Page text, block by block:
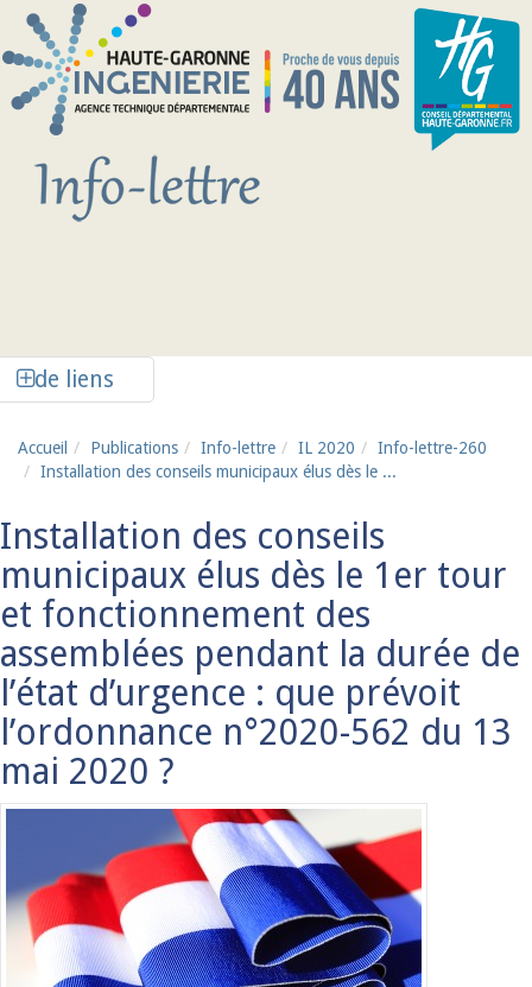
Aller au contenu principal
de liens
Accueil Publications Info-lettre IL 2020
Info-lettre-260
Installation des conseils municipaux élus dès le ...
Installation des conseils
municipaux élus dès le 1er tour
et fonctionnement des
assemblées pendant la durée de
l’état d’urgence : que prévoit
l’ordonnance n°2020-562 du 13
mai 2020 ?